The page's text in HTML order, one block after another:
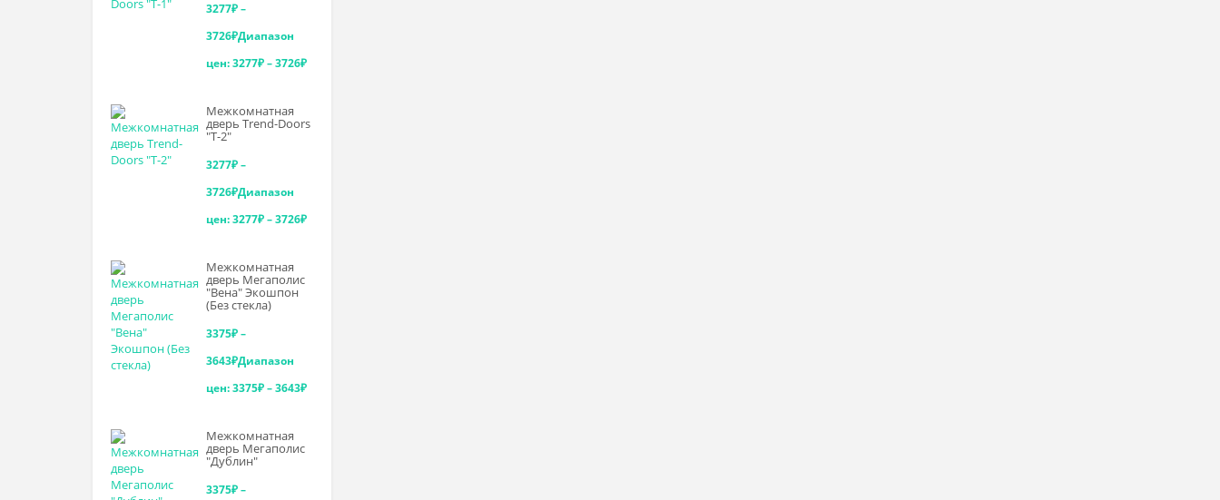
3277₽–
3726₽Диапазон
цен: 3277₽ – 3726₽
Межкомнатная
дверь Trend-Doоrs
"Т-2"
3277₽–
3726₽Диапазон
цен: 3277₽ – 3726₽
Межкомнатная
дверь Мегаполис
"Вена" Экошпон
(Без стекла)
3375₽–
3643₽Диапазон
цен: 3375₽ – 3643₽
Межкомнатная
дверь Мегаполис
"Дублин"
3375₽–